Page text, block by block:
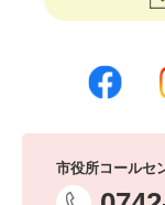
市役所コールセ